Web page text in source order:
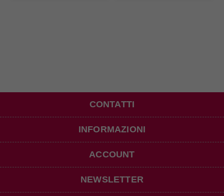
CONTATTI
INFORMAZIONI
ACCOUNT
NEWSLETTER